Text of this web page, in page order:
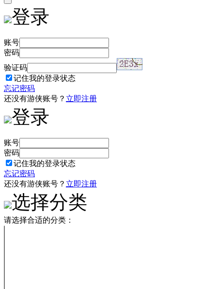
登录
账号
密码
验证码
记住我的登录状态
忘记密码
还没有游侠账号？ 立即注册
登录
账号
密码
记住我的登录状态
忘记密码
还没有游侠账号？ 立即注册
选择分类
请选择合适的分类：